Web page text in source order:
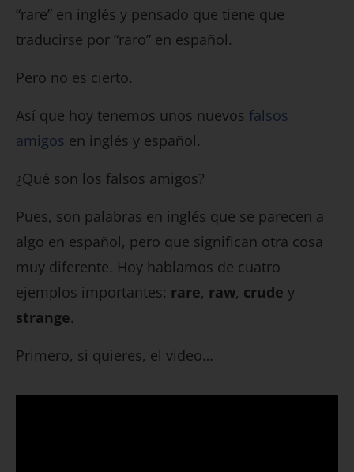
“rare” en inglés y pensado que tiene que
traducirse por “raro” en español.
Pero no es cierto.
Así que hoy tenemos unos nuevos falsos
amigos en inglés y español.
¿Qué son los falsos amigos?
Pues, son palabras en inglés que se parecen a
algo en español, pero que significan otra cosa
muy diferente. Hoy hablamos de cuatro
ejemplos importantes: rare, raw, crude y
strange.
Primero, si quieres, el video…